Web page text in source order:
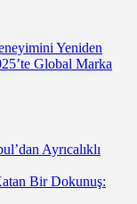
Yeniden
Global Marka
Ayrıcalıklı
Bir Dokunuş: